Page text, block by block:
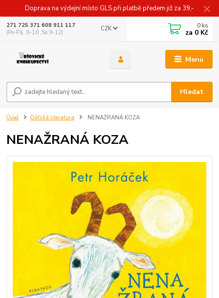
Doprava na výdejní místo GLS při platbě předem již za 39,-
Menu
CZK
Hledat
271 725 371 608 911 117
(Po-Pá, 9-18 ,So 9-12)
0 ks
za 0 Kč
Úvod Dětská literatura NENAŽRANÁ KOZA
NENAŽRANÁ KOZA